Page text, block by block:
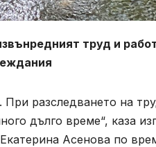
труд и
разследването на
дълго време“, каза
Асенова по